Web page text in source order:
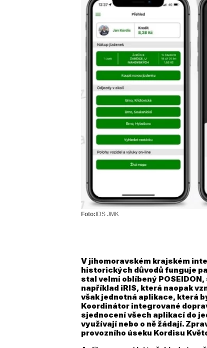
Foto: IDS JMK
V jihomoravském krajském
historických důvodů funguje
stal velmi oblíbený
například iRIS, která naopak
však jednotná aplikace, která
Koordinátor integrované
sjednocení všech aplikací do
využívají nebo o ně žádají.
provozního úseku Kordisu